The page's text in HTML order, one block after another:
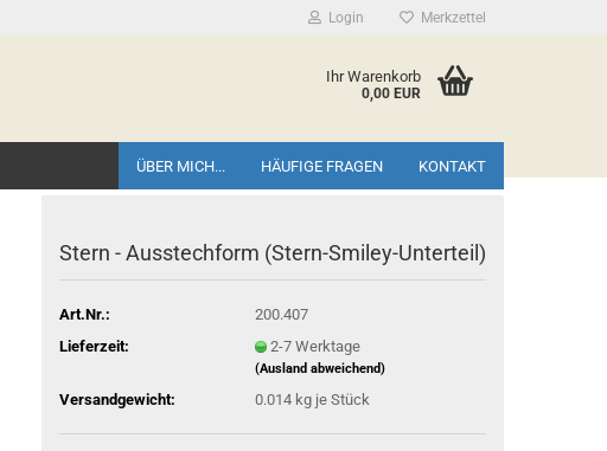
Login Merkzettel
Ihr Warenkorb
0,00 EUR
ÜBER MICH... HÄUFIGE FRAGEN KONTAKT
Stern - Ausstechform (Stern-Smiley-Unterteil)
Art.Nr.:
200.407
Lieferzeit:
2-7 Werktage
(Ausland abweichend)
Versandgewicht: 0.014 kg je Stück